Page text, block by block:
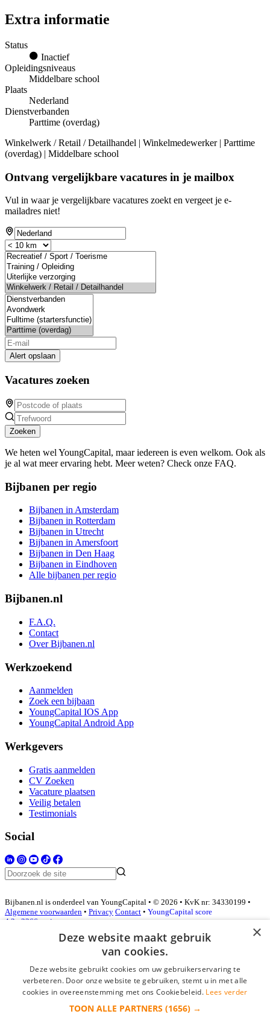
Extra informatie
Status
Inactief
Opleidingsniveaus
Middelbare school
Plaats
Nederland
Dienstverbanden
Parttime (overdag)
Winkelwerk / Retail / Detailhandel | Winkelmedewerker | Parttime
(overdag) | Middelbare school
Ontvang vergelijkbare vacatures in je mailbox
Vul in waar je vergelijkbare vacatures zoekt en vergeet je e-
mailadres niet!
Alert opslaan
Vacatures zoeken
Zoeken
We heten wel YoungCapital, maar iedereen is even welkom. Ook als
je al wat meer ervaring hebt. Meer weten? Check onze FAQ.
Bijbanen per regio
Bijbanen in Amsterdam
Bijbanen in Rotterdam
Bijbanen in Utrecht
Bijbanen in Amersfoort
Bijbanen in Den Haag
Bijbanen in Eindhoven
Alle bijbanen per regio
Bijbanen.nl
F.A.Q.
Contact
Over Bijbanen.nl
Werkzoekend
Aanmelden
Zoek een bijbaan
YoungCapital IOS App
YoungCapital Android App
Werkgevers
Gratis aanmelden
CV Zoeken
Vacature plaatsen
Veilig betalen
Testimonials
Social
Bijbanen.nl is onderdeel van YoungCapital • © 2026 • KvK nr: 34330199 •
Algemene voorwaarden • Privacy Contact • YoungCapital score
4.3 - 3366 reviews
Inloggen als bedrijf
*
×
Deze website maakt gebruik
van cookies.
Deze website gebruikt cookies om uw gebruikerservaring te
verbeteren. Door onze website te gebruiken, stemt u in met alle
cookies in overeenstemming met ons Cookiebeleid. Lees verder
TOON ALLE PARTNERS (1656) →